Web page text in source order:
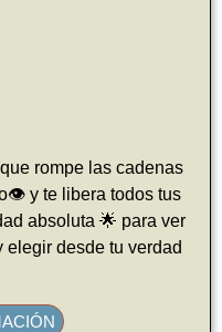
rompe las cadenas
y te libera todos tus
absoluta 🌟 para ver
elegir desde tu verdad